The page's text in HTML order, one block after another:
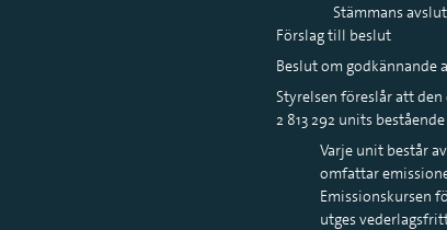
Stämmans
Förslag till beslut
Beslut om godkännande
Styrelsen föreslår att
2 813 292 units
Varje unit består
omfattar
Emissionskursen
utges